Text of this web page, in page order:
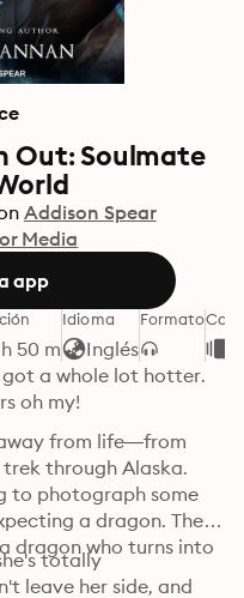
Out: Soulmate
Addison Spear
Media
app
50 m
Idioma
Inglés
Formato
a whole lot hotter.
oh my!
from life—from
through Alaska.
to photograph some
a dragon. They
dragon who turns into
totally
leave her side, and